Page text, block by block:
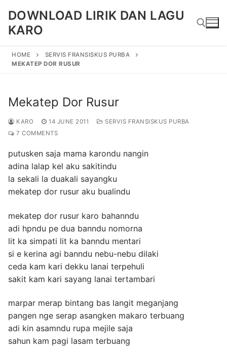
content
DOWNLOAD LIRIK DAN LAGU
KARO
HOME
SERVIS FRANSISKUS PURBA
MEKATEP DOR RUSUR
Mekatep Dor Rusur
KARO 14 JUNE 2011
SERVIS FRANSISKUS PURBA
7 COMMENTS
putusken saja mama karondu nangin
adina lalap kel aku sakitindu
la sekali la duakali sayangku
mekatep dor rusur aku bualindu
mekatep dor rusur karo bahanndu
adi hpndu pe dua banndu nomorna
lit ka simpati lit ka banndu mentari
si e kerina agi banndu nebu-nebu dilaki
ceda kam kari dekku lanai terpehuli
sakit kam kari sayang lanai tertambari
marpar merap bintang bas langit meganjang
pangen nge serap asangken makaro terbuang
adi kin asamndu rupa mejile saja
sahun kam pagi lasam terbuang